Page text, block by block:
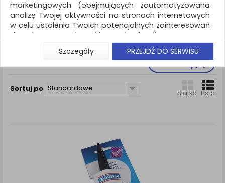
dekoracyjne
ZNALEZIONYCH PRODUKTÓW: 1
NOŻYCZKI DEKORACYJNE
Porównaj (0)
Sortuj po Standardowe
Siatka Lista
marketingowych (obejmujących zautomatyzowaną
analizę Twojej aktywności na stronach internetowych
w celu ustalenia Twoich potencjalnych zainteresowań
dla dostosowania reklamy i oferty), w tym na
umieszczanie tzw. cookies na Twoich urządzeniach i
ich odczytywanie, kliknij przycisk „Przejdź do serwisu”.
Jeśli nie chcesz wyrazić zgody lub ograniczyć jej
zakres, kliknij „Szczegóły”, gdzie znajdziesz wszelkie
informacje o tym jak to zrobić . Te same informacje
związane z tym prawidłowe działanie naszej strony
www, a w szczególności np. wysłanie potwierdzenia
zamówienia na Państwa email lub wyświetlenie
Państwu prawidłowych informacji o promocjach czy
Szczegóły PRZEJDŹ DO SERWISU